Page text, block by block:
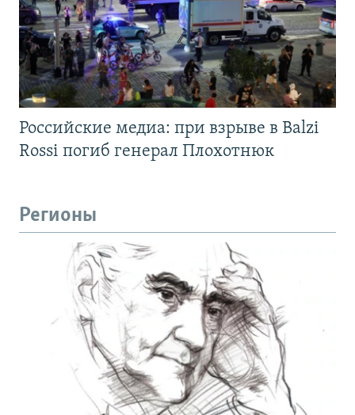
Российские медиа: при взрыве в Balzi
Rossi погиб генерал Плохотнюк
Регионы